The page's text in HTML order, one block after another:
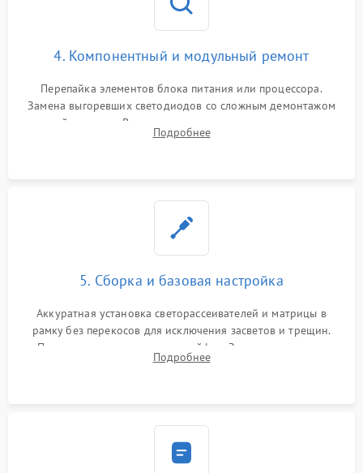
4. Компонентный и модульный ремонт
Перепайка элементов блока питания или процессора.
Замена выгоревших светодиодов со сложным демонтажом
хрупкой матрицы. Восстановление поврежденных дорожек,
прошивка микросхем памяти EEPROM
Подробнее
5. Сборка и базовая настройка
Аккуратная установка светорассеивателей и матрицы в
рамку без перекосов для исключения засветов и трещин.
Подключение внутренних шлейфов. Закрытие корпуса.
Сброс настроек и обновление программного обеспечения.
Подробнее